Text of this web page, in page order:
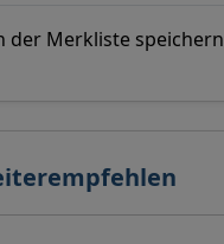
der Merkliste speichern